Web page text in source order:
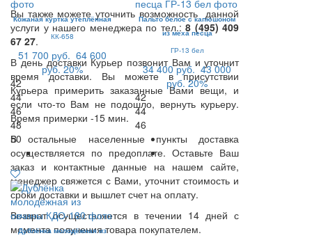
Вы также можете уточнить возможность данной
услуги у нашего менеджера по тел.:8 (495) 409
67 27.
В день доставки Курьер позвонит Вам и уточнит
время доставки. Вы можете в присутствии
Курьера примерить заказанные Вами вещи, и
если что-то Вам не подошло, вернуть курьеру.
Время примерки -15 мин.
В остальные населенные пункты доставка
осуществляется по предоплате. Оставьте Ваш
заказ и контактные данные на нашем сайте,
менеджер свяжется с Вами, уточнит стоимость и
сроки доставки и вышлет счет на оплату.
Возврат осуществляется в течении 14 дней с
момента получения товара покупателем.
Кожаная куртка утеплённая
КК-658
51 700 руб. 64 600
руб. 20%
42
44
46
48
50
Пальто белое с капюшоном
из меха песца
ГР-13 бел
34 400 руб. 43 000
руб. 20%
42
44
46
Дублёнка молодёжная из